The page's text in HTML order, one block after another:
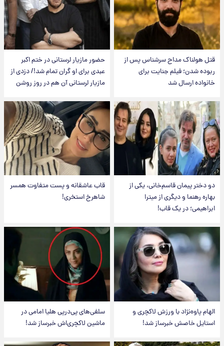
قتل هولناک مداح سرشناس پس از
ربوده شدن؛ فیلم جنایت برای
خانواده ارسال شد
حضور مازیار لرستانی در ختم اکبر
عبدی برای او گران تمام شد!/ دزدی از
مازیار لرستانی آن هم در روز روشن
دو دختر پیمان قاسم‌خانی، یکی از
بهاره رهنما و دیگری از میترا
ابراهیمی؛ در یک قاب!
قاب عاشقانه و پست متفاوت همسر
شاهرخ استخری!
الهام پاوه‌نژاد با ورزش لاکچری و
استایل خاصش خبرساز شد!
سلفی‌های پی‌درپی هلیا امامی در
ماشین لاکچری‌اش خبرساز شد!